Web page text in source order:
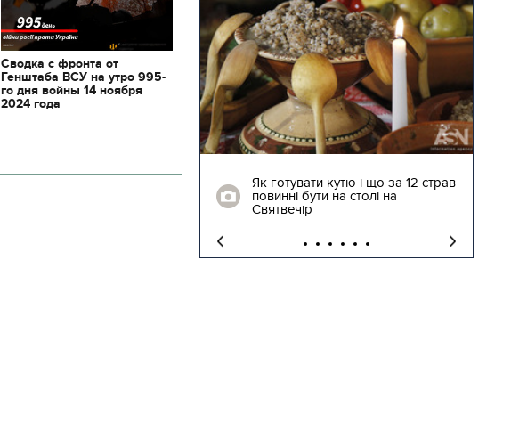
Сводка с фронта от
Генштаба ВСУ на утро 995-
го дня войны 14 ноября
2024 года
Як готувати кутю і що за 12 страв
повинні бути на столі на
Святвечір